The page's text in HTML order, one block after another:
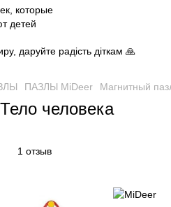
даруйте радість діткам 🙏
ПАЗЛЫ MiDeer Магнитный
человека
1 отзыв